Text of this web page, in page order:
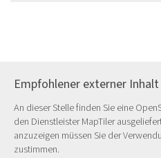
Empfohlener externer Inhalt
An dieser Stelle finden Sie eine
den Dienstleister MapTiler
anzuzeigen müssen Sie der
zustimmen.